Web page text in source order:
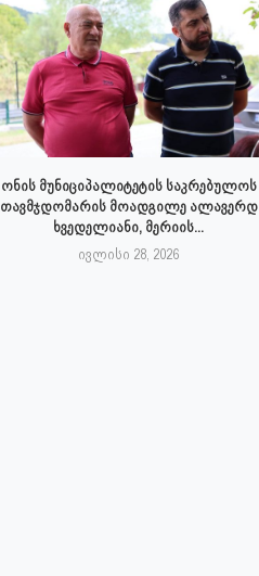
ონის მუნიციპალიტეტის საკრებულოს
თავმჯდომარის მოადგილე ალავერდ
ხვედელიანი, მერიის...
ივლისი 28, 2026